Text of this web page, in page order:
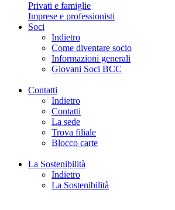
Privati e famiglie
Imprese e professionisti
Soci
Indietro
Come diventare socio
Informazioni generali
Giovani Soci BCC
Contatti
Indietro
Contatti
La sede
Trova filiale
Blocco carte
La Sostenibilità
Indietro
La Sostenibilità